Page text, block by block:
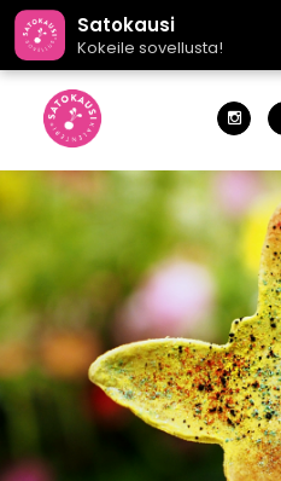
Satokausi
Kokeile sovellusta!